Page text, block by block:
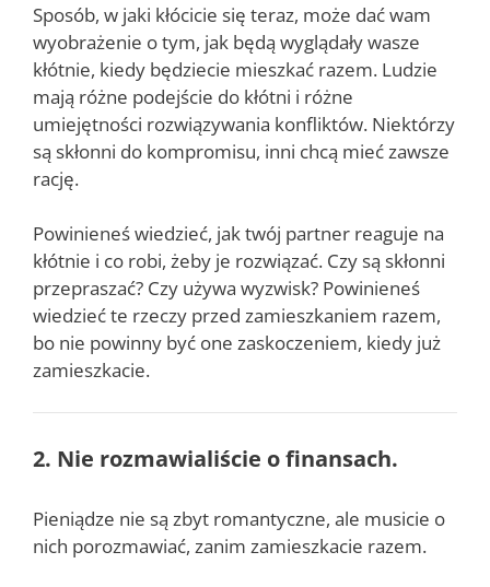
Sposób, w jaki kłócicie się teraz, może dać wam
wyobrażenie o tym, jak będą wyglądały wasze
kłótnie, kiedy będziecie mieszkać razem. Ludzie
mają różne podejście do kłótni i różne
umiejętności rozwiązywania konfliktów. Niektórzy
są skłonni do kompromisu, inni chcą mieć zawsze
rację.
Powinieneś wiedzieć, jak twój partner reaguje na
kłótnie i co robi, żeby je rozwiązać. Czy są skłonni
przepraszać? Czy używa wyzwisk? Powinieneś
wiedzieć te rzeczy przed zamieszkaniem razem,
bo nie powinny być one zaskoczeniem, kiedy już
zamieszkacie.
2. Nie rozmawialiście o finansach.
Pieniądze nie są zbyt romantyczne, ale musicie o
nich porozmawiać, zanim zamieszkacie razem.